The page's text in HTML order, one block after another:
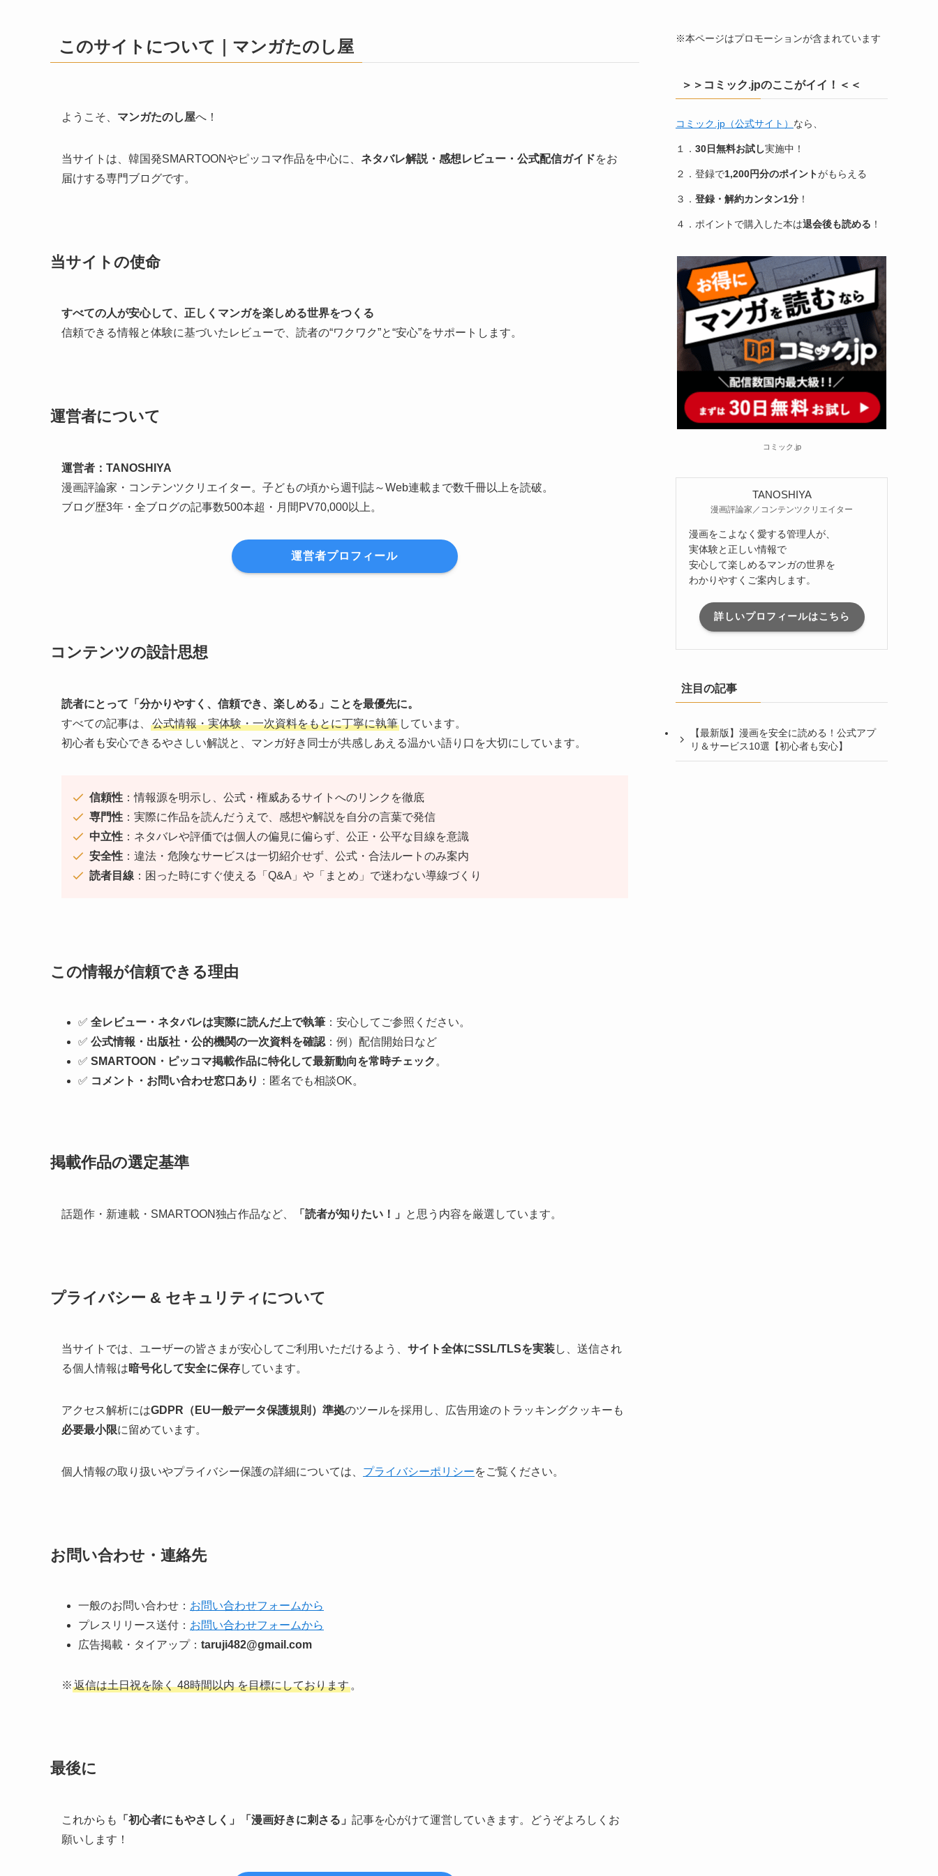
このサイトについて｜マンガたのし屋
ようこそ、 マンガたのし屋へ！
当サイトは、韓国発SMARTOONやピッコマ作品を中心に、 ネタバレ解説・感想レビュー・公式配信ガイドをお
届けする専門ブログです。
当サイトの使命
すべての人が安心して、正しくマンガを楽しめる世界をつくる
信頼できる情報と体験に基づいたレビューで、読者の“ワクワク”と“安心”をサポートします。
運営者について
運営者：TANOSHIYA
漫画評論家・コンテンツクリエイター。子どもの頃から週刊誌～Web連載まで数千冊以上を読破。
ブログ歴3年・全ブログの記事数500本超・月間PV70,000以上。
運営者プロフィール
コンテンツの設計思想
読者にとって「分かりやすく、信頼でき、楽しめる」ことを最優先に。
すべての記事は、
公式情報・実体験・一次資料をもとに丁寧に執筆 しています。
初心者も安心できるやさしい解説と、マンガ好き同士が共感しあえる温かい語り口を大切にしています。
信頼性 ：情報源を明示し、公式・権威あるサイトへのリンクを徹底
専門性 ：実際に作品を読んだうえで、感想や解説を自分の言葉で発信
中立性 ：ネタバレや評価では個人の偏見に偏らず、公正・公平な目線を意識
安全性 ：違法・危険なサービスは一切紹介せず、公式・合法ルートのみ案内
読者目線 ：困った時にすぐ使える「Q&A」や「まとめ」で迷わない導線づくり
この情報が信頼できる理由
✅ 全レビュー・ネタバレは実際に読んだ上で執筆 ：安心してご参照ください。
✅ 公式情報・出版社・公的機関の一次資料を確認 ：例）配信開始日など
✅ SMARTOON・ピッコマ掲載作品に特化して最新動向を常時チェック 。
✅ コメント・お問い合わせ窓口あり ：匿名でも相談OK。
掲載作品の選定基準
話題作・新連載・SMARTOON独占作品など、 「読者が知りたい！」 と思う内容を厳選しています。
プライバシー & セキュリティについて
当サイトでは、ユーザーの皆さまが安心してご利用いただけるよう、 サイト全体にSSL/TLSを実装し、送信され
る個人情報は暗号化して安全に保存しています。
アクセス解析にはGDPR（EU一般データ保護規則）準拠のツールを採用し、広告用途のトラッキングクッキーも
必要最小限に留めています。
個人情報の取り扱いやプライバシー保護の詳細については、 プライバシーポリシーをご覧ください。
お問い合わせ・連絡先
一般のお問い合わせ： お問い合わせフォームから
プレスリリース送付： お問い合わせフォームから
広告掲載・タイアップ： taruji482@gmail.com
※ 返信は土日祝を除く 48時間以内 を目標にしております 。
最後に
これからも 「初心者にもやさしく」「漫画好きに刺さる」 記事を心がけて運営していきます。どうぞよろしくお
願いします！
※本ページはプロモーションが含まれています
＞＞コミック.jpのここがイイ！＜＜
コミック.jp（公式サイト） なら、
１． 30日無料お試し実施中！
２．登録で1,200円分のポイントがもらえる
３． 登録・解約カンタン1分 ！
４．ポイントで購入した本は退会後も読める ！
コミック.jp
TANOSHIYA
漫画評論家／コンテンツクリエイター
漫画をこよなく愛する管理人が、
実体験と正しい情報で
安心して楽しめるマンガの世界を
わかりやすくご案内します。
詳しいプロフィールはこちら
注目の記事
【最新版】漫画を安全に読める！公式アプ
リ＆サービス10選【初心者も安心】